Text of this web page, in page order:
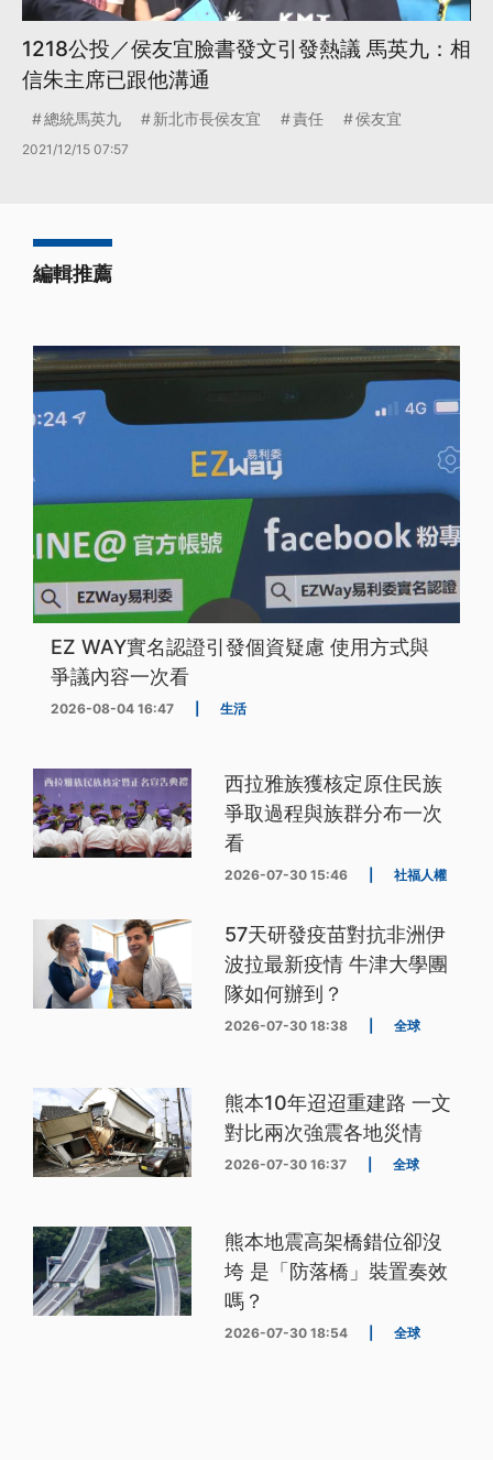
1218公投／侯友宜臉書發文引發熱議 馬英九：相
信朱主席已跟他溝通
總統馬英九 新北市長侯友宜 責任 侯友宜
2021/12/15 07:57
編輯推薦
EZ WAY實名認證引發個資疑慮 使用方式與
爭議內容一次看
2026-08-04 16:47 生活
西拉雅族獲核定原住民族
爭取過程與族群分布一次
看
2026-07-30 15:46 社福人權
57天研發疫苗對抗非洲伊
波拉最新疫情 牛津大學團
隊如何辦到？
2026-07-30 18:38 全球
熊本10年迢迢重建路 一文
對比兩次強震各地災情
2026-07-30 16:37 全球
熊本地震高架橋錯位卻沒
垮 是「防落橋」裝置奏效
嗎？
2026-07-30 18:54 全球